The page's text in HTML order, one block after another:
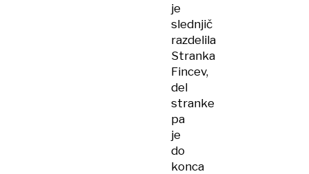
je
slednjič
razdelila
Stranka
Fincev,
del
stranke
pa
je
do
konca